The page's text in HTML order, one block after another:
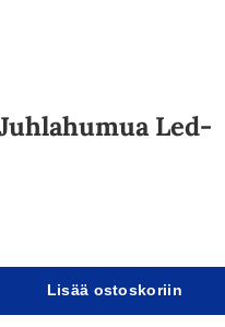
Led-
missing:
Lisää ostoskoriin